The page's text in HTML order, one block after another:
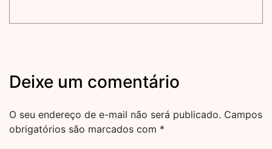
Deixe um comentário
O seu endereço de e-mail não será publicado. Campos
obrigatórios são marcados com *